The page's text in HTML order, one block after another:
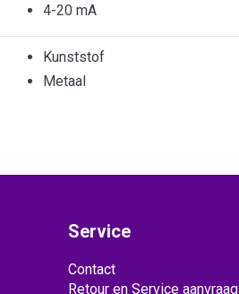
4-20 mA
Kunststof
Metaal
Service
Contact
Retour en Service aanvraag